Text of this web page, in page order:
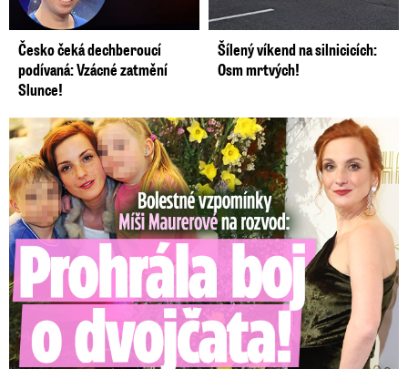
Česko čeká dechberoucí
podívaná: Vzácné zatmění
Slunce!
Šílený víkend na silnicicích:
Osm mrtvých!
Bolestné vzpomínky Míši Maurerové: Prohrála boj o dvojčata!